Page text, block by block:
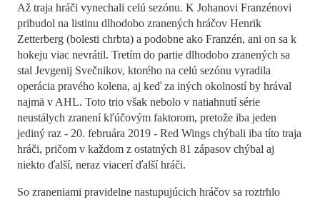
Až traja hráči vynechali celú sezónu. K Johanovi Franzénovi
pribudol na listinu dlhodobo zranených hráčov Henrik
Zetterberg (bolesti chrbta) a podobne ako Franzén, ani on sa k
hokeju viac nevrátil. Tretím do partie dlhodobo zranených sa
stal Jevgenij Svečnikov, ktorého na celú sezónu vyradila
operácia pravého kolena, aj keď za iných okolností by hrával
najmä v AHL. Toto trio však nebolo v natiahnutí série
neustálych zranení kľúčovým faktorom, pretože iba jeden
jediný raz - 20. februára 2019 - Red Wings chýbali iba títo traja
hráči, pričom v každom z ostatných 81 zápasov chýbal aj
niekto ďalší, neraz viacerí ďalší hráči.
So zraneniami pravidelne nastupujúcich hráčov sa roztrhlo